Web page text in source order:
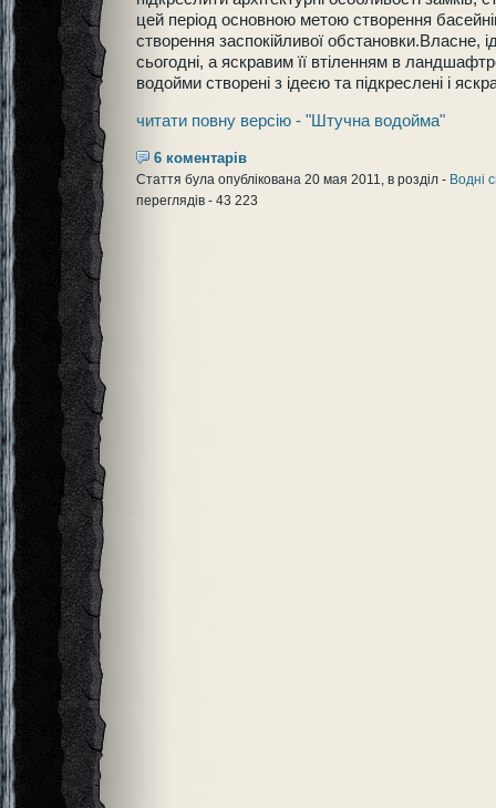
цей період основною метою створення
створення заспокійливої обстановки.Власне,
сьогодні, а яскравим її втіленням в
водойми створені з ідеєю та підкреслені і
читати повну версію - "Штучна водойма"
6 коментарів
Стаття була опублікована 20 мая 2011, в розділ - Водні
переглядів - 43 223